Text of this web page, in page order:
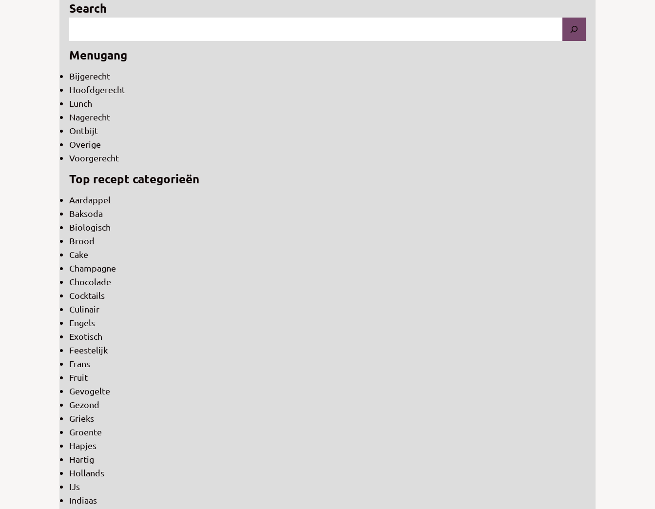
Search
Menugang
Bijgerecht
Hoofdgerecht
Lunch
Nagerecht
Ontbijt
Overige
Voorgerecht
Top recept categorieën
Aardappel
Baksoda
Biologisch
Brood
Cake
Champagne
Chocolade
Cocktails
Culinair
Engels
Exotisch
Feestelijk
Frans
Fruit
Gevogelte
Gezond
Grieks
Groente
Hapjes
Hartig
Hollands
IJs
Indiaas